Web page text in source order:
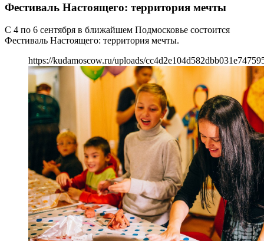
Фестиваль Настоящего: территория мечты
С 4 по 6 сентября в ближайшем Подмосковье состоится
Фестиваль Настоящего: территория мечты.
https://kudamoscow.ru/uploads/